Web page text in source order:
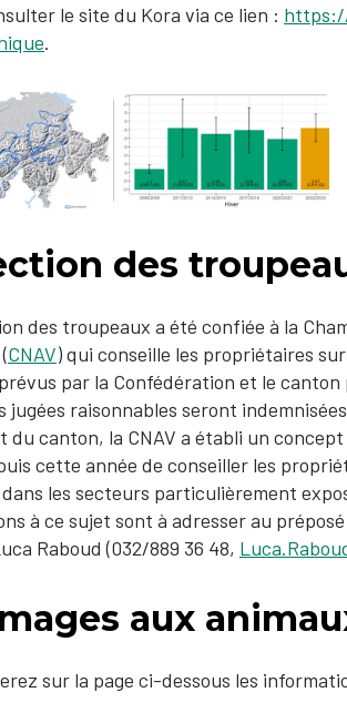
le site du Kora via ce lien :
.
des
des troupeaux a été confiée à la
CNAV) qui conseille les propriétaires
par la Confédération et le
raisonnables seront indemnisées
du canton, la CNAV a établi un
cette année de conseiller les
les secteurs particulièrement
à ce sujet sont à adresser au
Raboud (032/889 36 48,
aux
sur la page ci-dessous les